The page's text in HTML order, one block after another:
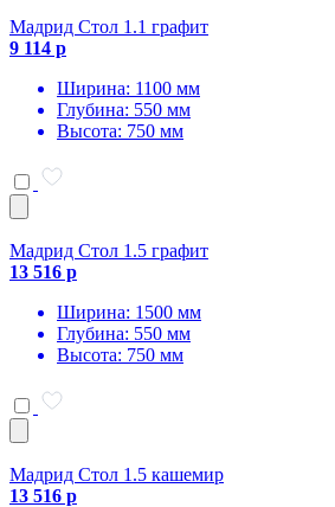
Мадрид Стол 1.1 графит
9 114 р
Ширина: 1100 мм
Глубина: 550 мм
Высота: 750 мм
Мадрид Стол 1.5 графит
13 516 р
Ширина: 1500 мм
Глубина: 550 мм
Высота: 750 мм
Мадрид Стол 1.5 кашемир
13 516 р